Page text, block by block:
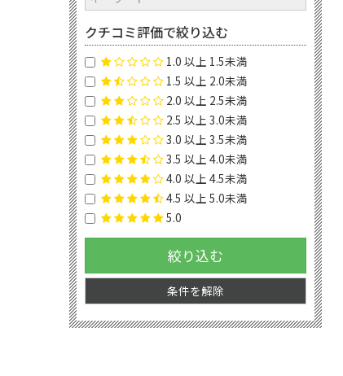
クチコミ評価で絞り込む
1.0 以上 1.5未満
1.5 以上 2.0未満
2.0 以上 2.5未満
2.5 以上 3.0未満
3.0 以上 3.5未満
3.5 以上 4.0未満
4.0 以上 4.5未満
4.5 以上 5.0未満
5.0
絞り込む
条件を解除